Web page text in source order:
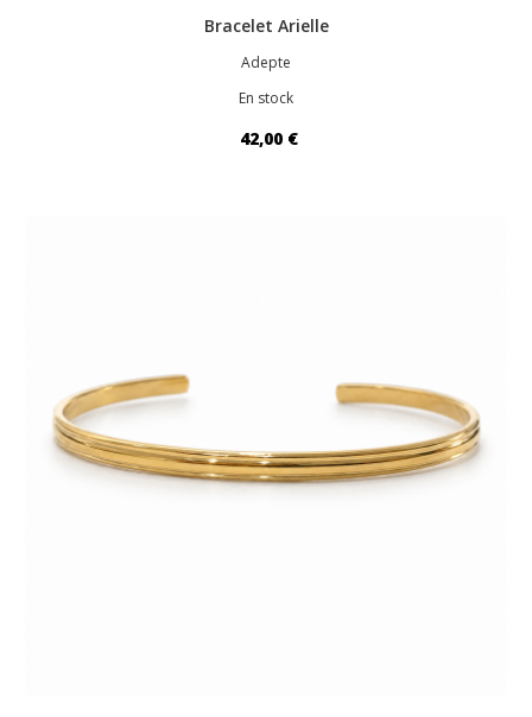
Bracelet Arielle
Adepte
En stock
42,00 €